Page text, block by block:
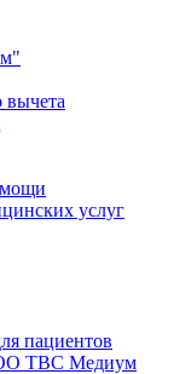
вычета
услуг
пациентов
ТВС Медиум